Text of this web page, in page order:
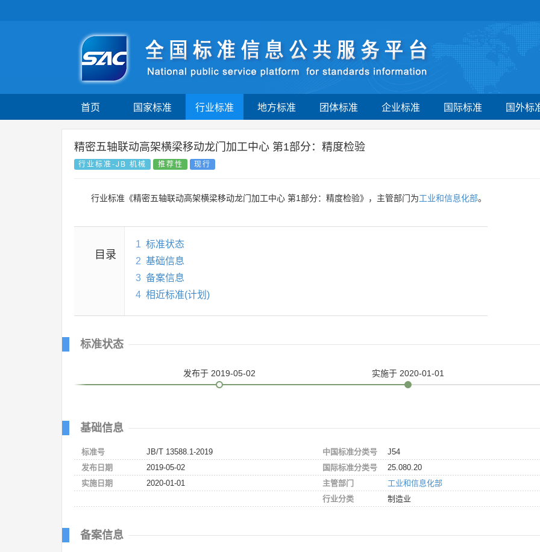
首页 国家标准 行业标准 地方标准 团体标准 企业标准 国际标准 国外标
精密五轴联动高架横梁移动龙门加工中心 第1部分：精度检验
行业标准-JB 机械 推荐性 现行
行业标准《精密五轴联动高架横梁移动龙门加工中心 第1部分：精度检验》，主管部门为工业和信息化部。
目录
1 标准状态
2 基础信息
3 备案信息
4 相近标准(计划)
标准状态
发布于 2019-05-02 实施于 2020-01-01
基础信息
标准号
JB/T 13588.1-2019
发布日期
2019-05-02
实施日期
2020-01-01
中国标准分类号
J54
国际标准分类号
25.080.20
主管部门
工业和信息化部
行业分类
制造业
备案信息